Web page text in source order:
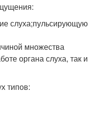
слуха;пульсирующую
множества
органа слуха, так и
типов: